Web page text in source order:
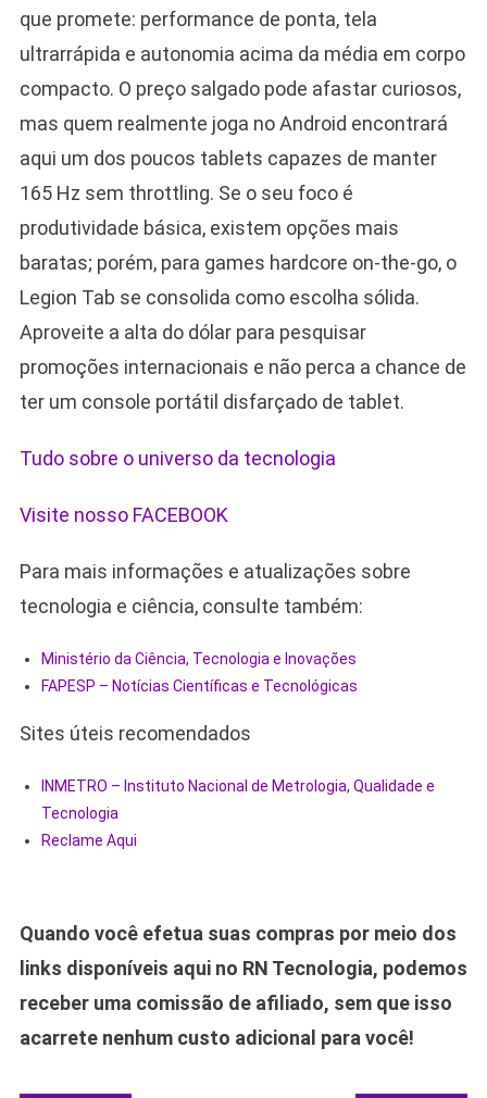
que promete: performance de ponta, tela
ultrarrápida e autonomia acima da média em corpo
compacto. O preço salgado pode afastar curiosos,
mas quem realmente joga no Android encontrará
aqui um dos poucos tablets capazes de manter
165 Hz sem throttling. Se o seu foco é
produtividade básica, existem opções mais
baratas; porém, para games hardcore on-the-go, o
Legion Tab se consolida como escolha sólida.
Aproveite a alta do dólar para pesquisar
promoções internacionais e não perca a chance de
ter um console portátil disfarçado de tablet.
Tudo sobre o universo da tecnologia
Visite nosso FACEBOOK
Para mais informações e atualizações sobre
tecnologia e ciência, consulte também:
Ministério da Ciência, Tecnologia e Inovações
FAPESP – Notícias Científicas e Tecnológicas
Sites úteis recomendados
INMETRO – Instituto Nacional de Metrologia, Qualidade e
Tecnologia
Reclame Aqui
Quando você efetua suas compras por meio dos
links disponíveis aqui no RN Tecnologia, podemos
receber uma comissão de afiliado, sem que isso
acarrete nenhum custo adicional para você!